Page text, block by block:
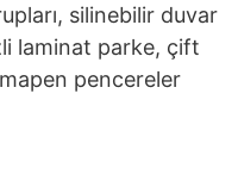
silinebilir duvar
laminat parke, çift
pencereler